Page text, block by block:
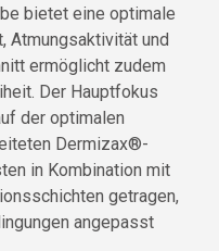
bietet eine optimale
Atmungsaktivität und
ermöglicht zudem
Der Hauptfokus
der optimalen
Dermizax®-
in Kombination mit
getragen,
angepasst